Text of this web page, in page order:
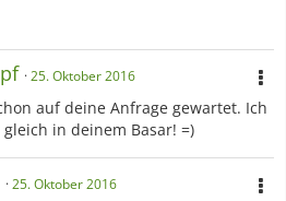
25. Oktober 2016
auf deine Anfrage gewartet. Ich
in deinem Basar! =)
25. Oktober 2016